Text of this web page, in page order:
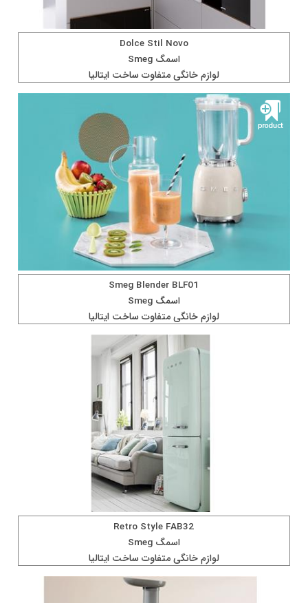
Dolce Stil Novo
اسمگ Smeg
لوازم خانگی متفاوت ساخت ايتاليا
Smeg Blender BLF01
اسمگ Smeg
لوازم خانگی متفاوت ساخت ايتاليا
Retro Style FAB32
اسمگ Smeg
لوازم خانگی متفاوت ساخت ايتاليا